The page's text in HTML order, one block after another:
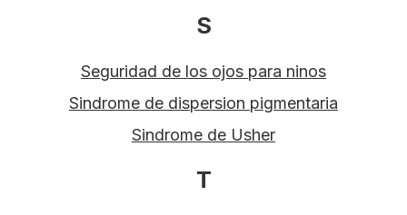
S
Seguridad de los ojos para ninos
Sindrome de dispersion pigmentaria
Sindrome de Usher
T